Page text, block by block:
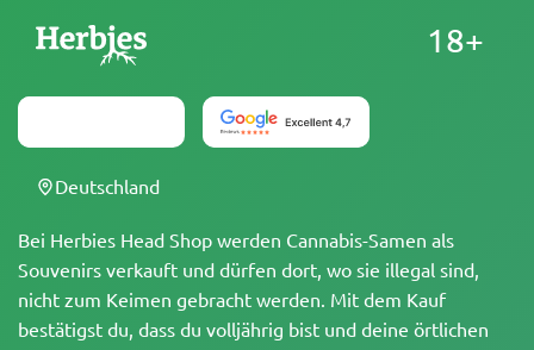
Bei Herbies Head Shop werden Cannabis-Samen als
Souvenirs verkauft und dürfen dort, wo sie illegal sind,
nicht zum Keimen gebracht werden. Mit dem Kauf
bestätigst du, dass du volljährig bist und deine örtlichen
18+
Deutschland